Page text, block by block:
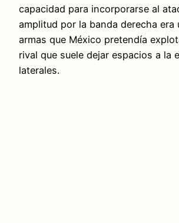
capacidad para incorporarse al
amplitud por la banda derecha era
armas que México pretendía
rival que suele dejar espacios a la
laterales.